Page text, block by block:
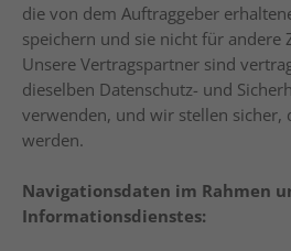
die von dem Auftraggeber
speichern und sie nicht für andere
Unsere Vertragspartner sind
dieselben Datenschutz- und
verwenden, und wir stellen sicher,
werden.
Navigationsdaten im Rahmen
Informationsdienstes: